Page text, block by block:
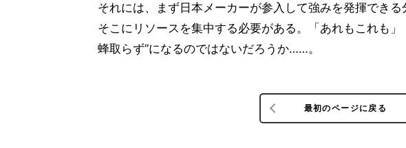
それには、まず日本メーカーが参入して強みを発揮できる
そこにリソースを集中する必要がある。「あれもこれも
蜂取らず”になるのではないだろうか……。
最初のページに戻る